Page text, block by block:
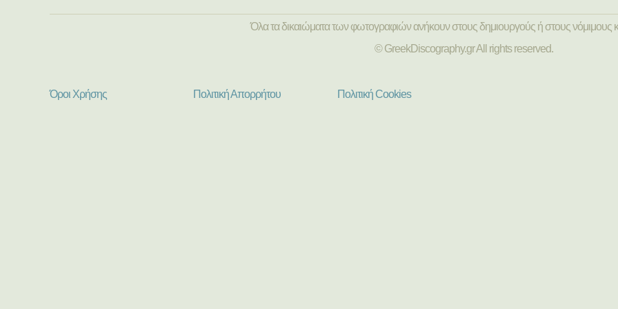
Όλα τα δικαιώματα των φωτογραφιών ανήκουν στους δημιουργούς ή στους νόμιμους
© GreekDiscography.gr All rights reserved.
Όροι Χρήσης Πολιτική Απορρήτου Πολιτική Cookies